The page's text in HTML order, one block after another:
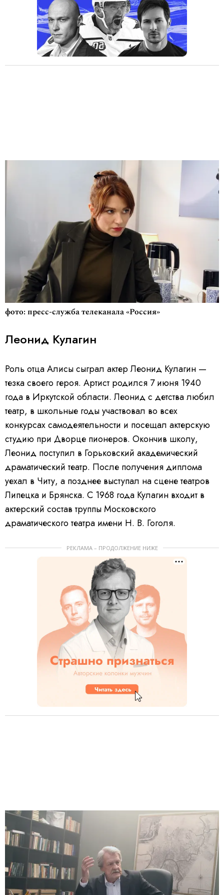
фото: пресс-служба телеканала «Россия»
Леонид Кулагин
Роль отца Алисы сыграл актер Леонид Кулагин —
тезка своего героя. Артист родился 7 июня 1940
года в Иркутской области. Леонид с детства любил
театр, в школьные годы участвовал во всех
конкурсах самодеятельности и посещал актерскую
студию при Дворце пионеров. Окончив школу,
Леонид поступил в Горьковский академический
драматический театр. После получения диплома
уехал в Читу, а позднее выступал на сцене театров
Липецка и Брянска. С 1968 года Кулагин входит в
актерский состав труппы Московского
драматического театра имени Н. В. Гоголя.
РЕКЛАМА – ПРОДОЛЖЕНИЕ НИЖЕ